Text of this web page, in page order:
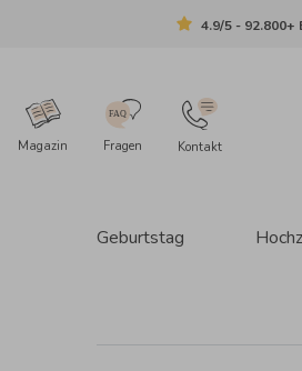
4.9/5 - 92.800+
Magazin Fragen Kontakt
Geburtstag